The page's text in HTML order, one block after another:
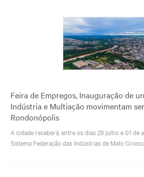
Feira de Empregos, Inauguração de
Indústria e Multiação movimentam
Rondonópolis
A cidade receberá, entre os dias 29 julho e 01 de
Sistema Federação das Indústrias de Mato